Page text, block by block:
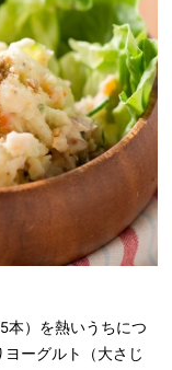
）を熱いうちにつ
ーグルト（大さじ